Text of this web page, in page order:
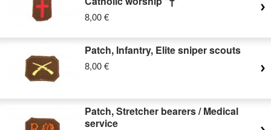
8,00 €
Patch, Infantry, Elite sniper scouts
8,00 €
Patch, Stretcher bearers / Medical
service